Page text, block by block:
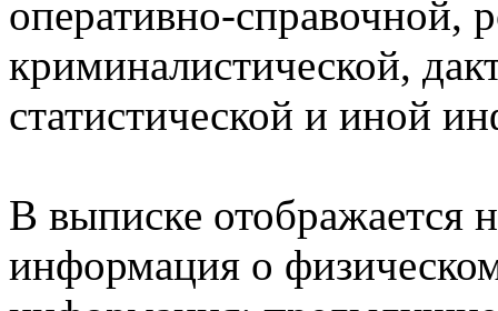
оперативно-справочной,
криминалистической,
статистической и иной
В выписке отображается
информация о